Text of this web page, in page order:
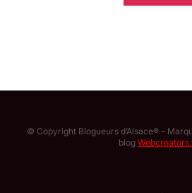
© Copyright Blogueurs d’Alsace® –
blog